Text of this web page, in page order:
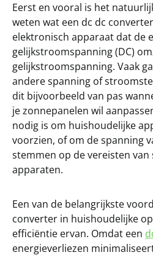
Eerst en vooral is het
weten wat een dc dc
elektronisch apparaat dat de
gelijkstroomspanning (DC)
gelijkstroomspanning. Vaak
andere spanning of
dit bijvoorbeeld van pas
je zonnepanelen wil
nodig is om huishoudelijke
voorzien, of om de spanning
stemmen op de vereisten
apparaten.
Een van de belangrijkste
converter in huishoudelijke
efficiëntie ervan. Omdat een
energieverliezen